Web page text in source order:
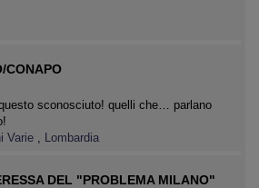
CONAPO
sconosciuto! quelli che… parlano
Varie , Lombardia
DEL "PROBLEMA MILANO"